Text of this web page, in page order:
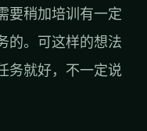
要稍加培训有一定
的。可这样的想法
务就好，不一定说